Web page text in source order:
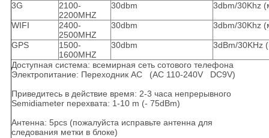
3G
2100-
2200MHZ
30dbm 3dbm/30Khz
WIFI
2400-
2500MHZ
30dbm 3dbm/30Khz
GPS
1500-
1600MHZ
30dbm 3dBm/30KHz
Доступная система: всемирная сеть сотового телефона
Электропитание: Переходник AC (AC 110-240V DC9V)
Приведитесь в действие время: 2-3 часа непрерывного
Semidiameter перехвата: 1-10 m (- 75dBm)
Антенна: 5pcs (пожалуйста исправьте антенна для
следования метки в блоке)